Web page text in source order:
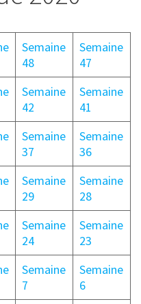
Semaine
48
Semaine
47
Semaine
42
Semaine
41
Semaine
37
Semaine
36
Semaine
29
Semaine
28
Semaine
24
Semaine
23
Semaine
7
Semaine
6